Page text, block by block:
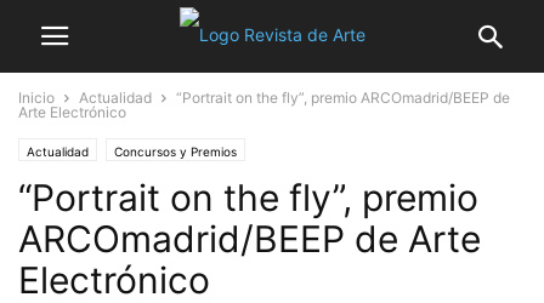
Inicio Actualidad
“Portrait on the fly”, premio ARCOmadrid/BEEP de
Arte Electrónico
Actualidad Concursos y Premios
“Portrait on the fly”, premio
ARCOmadrid/BEEP de Arte
Electrónico